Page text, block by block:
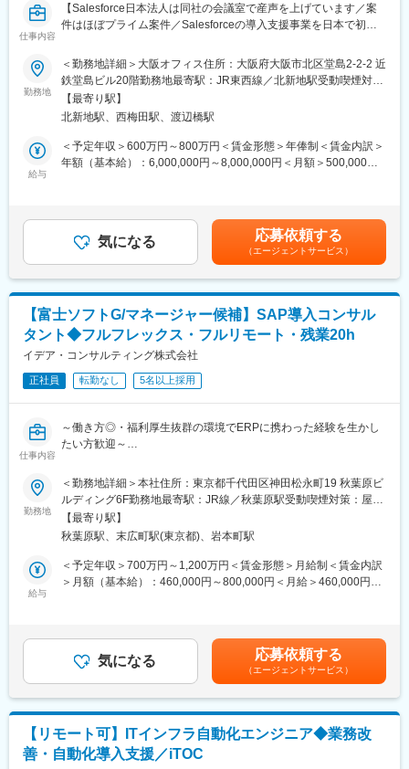
日間）
※事前申告制により、勤務時間帯を変更することも可能。（例
■ポジションについて
PM候補としての採用ポジションです。同社のPMはシステムの企
画立案から遂行、完了までのPJTの責任者を指しています。（管
■特徴・魅力
ら、Salesforce社との長く深いお付き合いが開始。Salesforceの成
長に伴って同社も大きく事業拡大してきました。最初のパートナ
ーという事もあり、Salesforceの導入事例は他の追随を許さない
圧倒的な水準です。またSalesforce社からも顧客紹介を受ける事
も多くあり、独自の顧客獲得チャネルを有しています。
変更の範囲：会社の定める業務
仕事内容
【Salesforce日本法人は同社の会議室で産声を上げています／案
件はほぼプライム案件／Salesforceの導入支援事業を日本で初め
中でトップ20社のみが選出されるコアパートナーとして、日本の
Salesforce普及を牽引】
■仕事内容
『Salesforce』の顧客提案から導入まで一連の業務をご担当頂き
ます。顧客の業務改善をsalesforceを通して実現、ビジネスとプロ
ダクトを上流から設計/マネージする市場価値の高いポジションで
す。
SalesforceJapan社日本法人設立当初より、導入支援サービスを展
開。蓄積したノウハウの多さクオリティの高さから社員バイネー
ムで指名が来ることもしばしば。社員の約8割がSalesforceの資格
社員の声を元にインセンティブ制度を作る等、現場の意見を大事
にする社風。安心して長く働ける会社をお探しの方にピッタリで
す。
評価してほしい」⇒四半期ごとにインセンティブを導入
◎例2「長く働いているから還元してほしい」⇒勤続10年以上で
日間）
※事前申告制により、勤務時間帯を変更することも可能。（例
■ポジションについて
PM候補としての採用ポジションです。同社のPMはシステムの企
画立案から遂行、完了までのPJTの責任者を指しています。（管
■特徴・魅力
ら、Salesforce社との長く深いお付き合いが開始。Salesforceの成
長に伴って同社も大きく事業拡大してきました。最初のパートナ
ーという事もあり、Salesforceの導入事例は他の追随を許さない
圧倒的な水準です。またSalesforce社からも顧客紹介を受ける事
も多くあり、独自の顧客獲得チャネルを有しています。
変更の範囲：会社の定める業務
勤務地
＜勤務地詳細＞大阪オフィス住所：大阪府大阪市北区堂島2-2-2 近
鉄堂島ビル20階勤務地最寄駅：JR東西線／北新地駅受動喫煙対
策：屋内全面禁煙変更の範囲：会社の定める事業所（リモートワ
ーク含む）
【最寄り駅】
北新地駅、西梅田駅、渡辺橋駅
給与
＜予定年収＞600万円～800万円＜賃金形態＞年俸制＜賃金内訳＞
年額（基本給）：6,000,000円～8,000,000円＜月額＞500,000円
する可能性があります。月給(月額)は固定手当を含めた表記です。
気になる 応募依頼する
（エージェントサービス）
【富士ソフトG/マネージャー候補】SAP導入コンサル
タント◆フルフレックス・フルリモート・残業20h
イデア・コンサルティング株式会社
正社員 転勤なし 5名以上採用
仕事内容
～働き方◎・福利厚生抜群の環境でERPに携わった経験を生かし
たい方歓迎～
ルティング会社
●Oracleゴールドパートナーとして20年近くの実績があり大規模
なプライム案件豊富
●【フルリモ×残業18.6時間×フルフレックスあり】と働き方◎
■業務内容
クラウドERPで事業を拡大する当社にて、SAP S/4HANAの導入の
際に必要となる要件定義、CRPリードの業務を担当いただきま
【主な役割】
・CRPを通してユーザ業務を深く理解し、SAP機能へ落とし込み
・円滑な顧客折衝および関連ドキュメントを作成
勤務地
＜勤務地詳細＞本社住所：東京都千代田区神田松永町19 秋葉原ビ
ルディング6F勤務地最寄駅：JR線／秋葉原駅受動喫煙対策：屋内
全面禁煙
【最寄り駅】
秋葉原駅、末広町駅(東京都)、岩本町駅
給与
＜予定年収＞700万円～1,200万円＜賃金形態＞月給制＜賃金内訳
＞月額（基本給）：460,000円～800,000円＜月給＞460,000円～
気になる 応募依頼する
（エージェントサービス）
【リモート可】ITインフラ自動化エンジニア◆業務改
善・自動化導入支援／iTOC